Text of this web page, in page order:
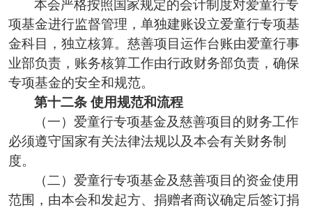
本会严格按照国家规定的会计制度对爱童行专
项基金进行监督管理，单独建账设立爱童行专项基
金科目 ，独立核算。 慈善项目运作台账由爱童行事
业部负责，账务核算工作由行政财务部负责，确保
专项基金的安全和规范。
第十二条 使用规范和流程
（一） 爱童行专项基金及慈善项目 的财务工作
必须遵守国家有关法律法规以及本会有关财务制
度。
（二） 爱童行专项基金及慈善项目的资金使用
范围 ， 由本会和发起方、 捐赠者商议确定后签订捐